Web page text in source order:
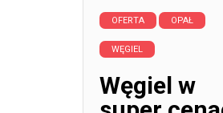
OFERTA OPAŁ
WĘGIEL
Węgiel w